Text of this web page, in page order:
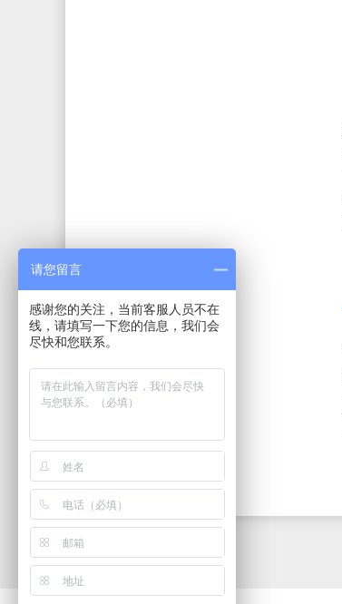
请您留言
感谢您的关注，当前客服人员不在
线，请填写一下您的信息，我们会
尽快和您联系。